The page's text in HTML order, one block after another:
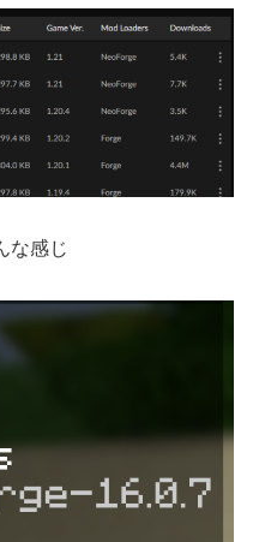
な感じ